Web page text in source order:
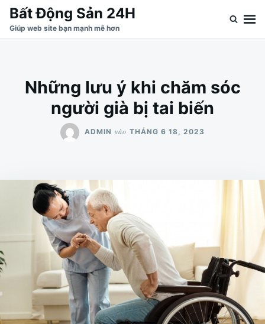
Nhảy
đến
Tìm
kiếm
Bất Động Sản 24H
Giúp web site bạn mạnh mẽ hơn
Những lưu ý khi chăm sóc
người già bị tai biến
ADMIN vào THÁNG 6 18, 2023